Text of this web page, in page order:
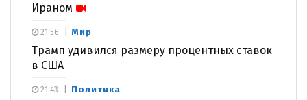
Ираном
Мир
Трамп удивился размеру процентных ставок
в США
21:56
Политика
21:43